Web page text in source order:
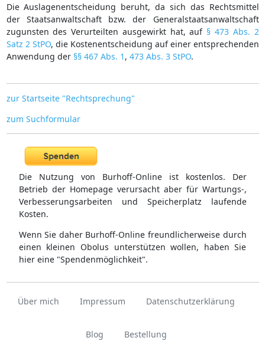
Die Auslagenentscheidung beruht, da sich das Rechtsmittel
der Staatsanwaltschaft bzw. der Generalstaatsanwaltschaft
zugunsten des Verurteilten ausgewirkt hat, auf § 473 Abs. 2
Satz 2 StPO, die Kostenentscheidung auf einer entsprechenden
Anwendung der §§ 467 Abs. 1 , 473 Abs. 3 StPO.
zur Startseite "Rechtsprechung"
zum Suchformular
Die Nutzung von Burhoff-Online ist kostenlos. Der
Betrieb der Homepage verursacht aber für Wartungs-,
Verbesserungsarbeiten und Speicherplatz laufende
Kosten.
Wenn Sie daher Burhoff-Online freundlicherweise durch
einen kleinen Obolus unterstützen wollen, haben Sie
hier eine "Spendenmöglichkeit".
Über mich Impressum Datenschutzerklärung
Blog Bestellung